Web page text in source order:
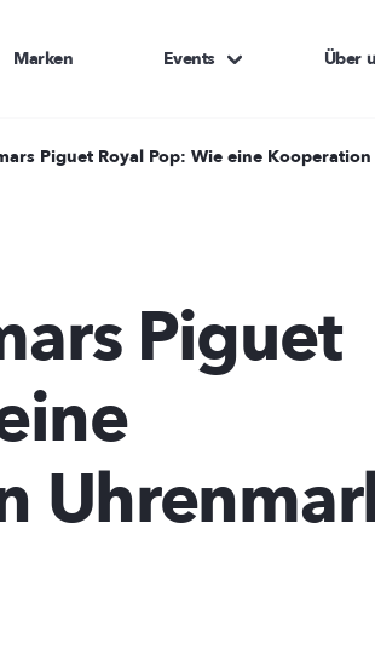
Marken Events Über
Piguet Royal Pop: Wie eine
Piguet